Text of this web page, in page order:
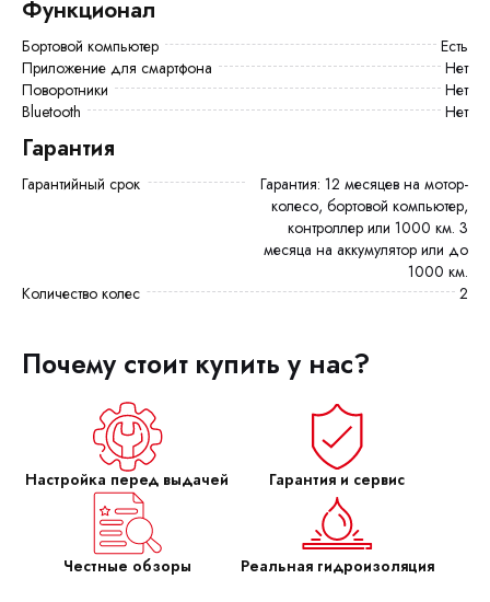
Функционал
Бортовой компьютер
есть
Приложение для смартфона
Нет
Поворотники
Нет
Bluetooth
Нет
Гарантия
Гарантийный срок
Гарантия: 12 месяцев на мотор-
колесо, бортовой компьютер,
контроллер или 1000 км. 3
месяца на аккумулятор или до
1000 км.
Количество колес
2
Почему стоит купить у нас?
Настройка перед выдачей Гарантия и сервис
Честные обзоры Реальная гидроизоляция